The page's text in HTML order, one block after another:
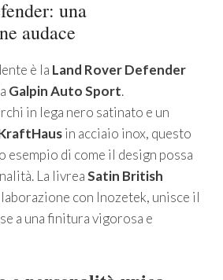
una
audace
è la Land Rover Defender
Galpin Auto Sport.
in lega nero satinato e un
in acciaio inox, questo
esempio di come il design possa
La livreaSatin British
con Inozetek, unisce il
a una finitura vigorosa e